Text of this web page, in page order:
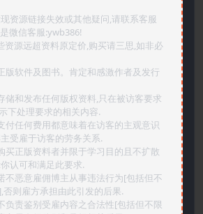
资源链接失效或其他疑问,请联系客服
微信客服:ywb386!
源远超资料原定价,购买请三思,如非必
版软件及图书。肯定和感激作者及发行
储和发布任何版权资料,只在被访客要求
下处理要求的相关内容.
付任何费用都意味着在访客的主观意识
受雇于访客的劳务关系.
买正版资料者并限于学习目的且不扩散
认可和满足此要求.
不恶意雇佣博主从事违法行为[包括但不
则雇方承担由此引发的后果.
负责鉴别受雇内容之合法性[包括但不限